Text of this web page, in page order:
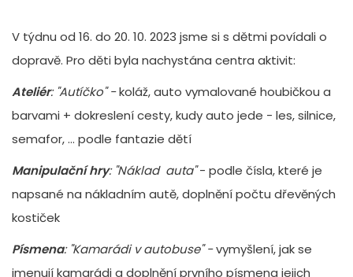
V týdnu od 16. do 20. 10. 2023 jsme si s dětmi povídali o
dopravě. Pro děti byla nachystána centra aktivit:
Ateliér: "Autíčko" -koláž, auto vymalované houbičkou a
barvami + dokreslení cesty, kudy auto jede - les, silnice,
semafor, ... podle fantazie dětí
Manipulační hry: "Náklad auta"- podle čísla, které je
napsané na nákladním autě, doplnění počtu dřevěných
kostiček
Písmena: "Kamarádi v autobuse" -vymyšlení, jak se
jmenují kamarádi a doplnění prvního písmena jejich